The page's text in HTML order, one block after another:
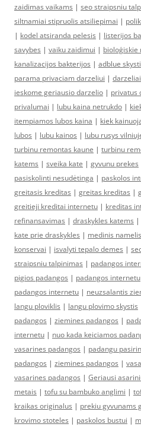
zaidimas vaikams | seo straipsniu
siltnamiai stipruolis atsiliepimai |
| kodel atsiranda pelesis | listerijos
savybes | vaiku zaidimui | bioloģiskie
kanalizacijos bakterijos | adblue
parama privaciam darzeliui |
ieskome geriausio darzelio | privatus
privalumai | lubu kaina netrukdo |
itempiamos lubos kaina | kiek
lubos | lubu kainos | lubu rusys
turbinu remontas kaune | turbinu
katems | sveika kate | gyvunu prekes
pasiskolinti nesudėtinga | paskolos
greitasis kreditas | greitas kreditas |
greitieji kreditai internetu | kreditas
refinansavimas | draskykles katems |
kate prie draskykles | medinis
konservai | isvalyti tepalo demes |
straipsniu talpinimas | padangos
pigios padangos | padangos internetu
padangos internetu | neuzsalantis
langu ploviklis | langu plovimo skystis
padangos | ziemines padangos |
internetu | nuo kada keiciamos
vasarines padangos | padangu
padangos | ziemines padangos |
vasarines padangos | Geriausi
metais | tofu su bambuko anglimi |
kraikas originalus | prekiu gyvunams
krovimo stoteles | paskolos bustui |